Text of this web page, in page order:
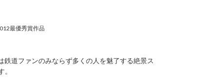
最優秀賞作品
道ファンのみならず多くの人を魅了する絶景ス